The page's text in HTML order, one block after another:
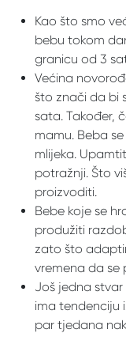
Kao što smo
bebu tokom
granicu od 3
Većina
što znači da bi
sata. Također,
mamu. Beba
mlijeka.
potražnji. Što
proizvoditi.
Bebe koje se
produžiti
zato što
vremena da se
Još jedna
ima tendenciju
par tjedana